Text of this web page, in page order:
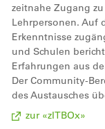
zeitnahe Zugang
Lehrpersonen. Auf
Erkenntnisse
und Schulen
Erfahrungen aus
Der Community-
des Austausches
zur «zITBOx»